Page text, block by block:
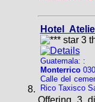
Hotel
Guatemala: :
Monterrico
Calle del
Rico Taxisco
Offering 3